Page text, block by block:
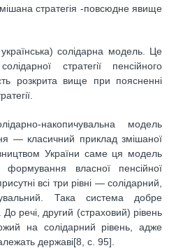
стратегія -повсюдне явище
солідарна модель. Це
стратегії пенсійного
розкрита вище при поясненні
накопичувальна модель
— класичний приклад змішаної
України саме ця модель
власної пенсійної
всі три рівні — солідарний,
Така система добре
До речі, другий (страховий) рівень
на солідарний рівень, адже
державі[8, с. 95].